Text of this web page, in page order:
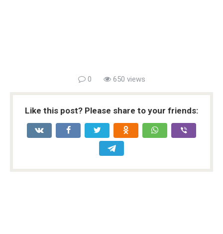
0 650 views
Like this post? Please share to your friends: